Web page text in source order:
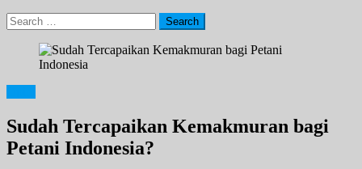
Search
for:
Sudah Tercapaikan Kemakmuran bagi
Petani Indonesia?